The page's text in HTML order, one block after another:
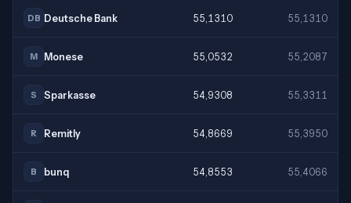
DB Deutsche Bank 55,1310 55,1310
M Monese 55,0532 55,2087
S Sparkasse 54,9308 55,3311
R Remitly 54,8669 55,3950
B bunq 54,8553 55,4066